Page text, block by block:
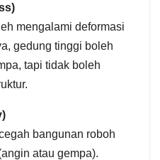
mengalami deformasi
gedung tinggi boleh
tapi tidak boleh
bangunan roboh
atau gempa).